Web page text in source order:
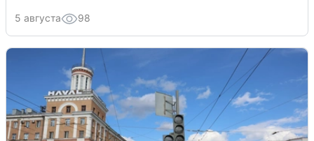
5 августа 98